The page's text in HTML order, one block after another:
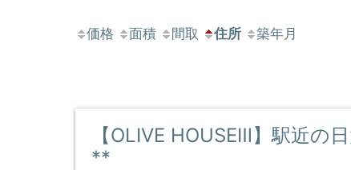
価格 面積 間取 住所 築年月
【OLIVE HOUSEⅢ】駅近の
**